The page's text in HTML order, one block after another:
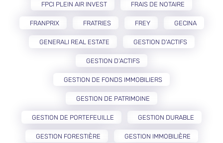
FPCI PLEIN AIR INVEST FRAIS DE NOTAIRE
FRANPRIX FRATRIES FREY GECINA
GENERALI REAL ESTATE GESTION D'ACTIFS
GESTION D’ACTIFS
GESTION DE FONDS IMMOBILIERS
GESTION DE PATRIMOINE
GESTION DE PORTEFEUILLE GESTION DURABLE
GESTION FORESTIÈRE GESTION IMMOBILIÈRE